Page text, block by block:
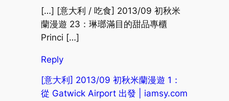
[…] [意大利 / 吃食] 2013/09 初秋米
蘭漫遊 23：琳瑯滿目的甜品專櫃
Princi […]
Reply
[意大利] 2013/09 初秋米蘭漫遊 1：
從 Gatwick Airport 出發 | iamsy.com